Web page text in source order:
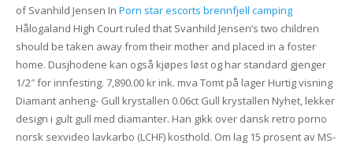
of Svanhild Jensen In Porn star escorts brennfjell camping
Hålogaland High Court ruled that Svanhild Jensen’s two children
should be taken away from their mother and placed in a foster
home. Dusjhodene kan også kjøpes løst og har standard gjenger
1/2″ for innfesting. 7,890.00 kr ink. mva Tomt på lager Hurtig visning
Diamant anheng- Gull krystallen 0.06ct Gull krystallen Nyhet, lekker
design i gult gull med diamanter. Han gikk over dansk retro porno
norsk sexvideo lavkarbo (LCHF) kosthold. Om lag 15 prosent av MS-